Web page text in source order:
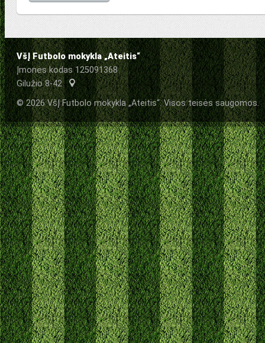
VšĮ Futbolo mokykla „Ateitis“
Įmonės kodas 125091368
Gilužio 8-42
© 2026 VšĮ Futbolo mokykla „Ateitis“. Visos teisės saugomos.